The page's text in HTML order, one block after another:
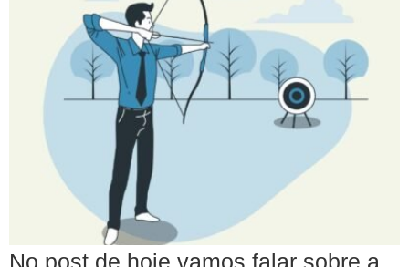
No post de hoje vamos falar sobre a